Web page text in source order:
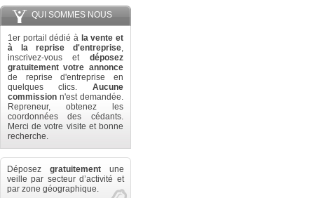
QUI SOMMES NOUS
1er portail dédié à la vente et
à la reprise d'entreprise,
inscrivez-vous et déposez
gratuitement votre annonce
de reprise d'entreprise en
quelques clics. Aucune
commission n'est demandée.
Repreneur, obtenez les
coordonnées des cédants.
Merci de votre visite et bonne
recherche.
Déposez gratuitement une
veille par secteur d’activité et
par zone géographique.